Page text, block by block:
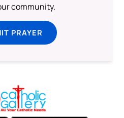
community.
PRAYER